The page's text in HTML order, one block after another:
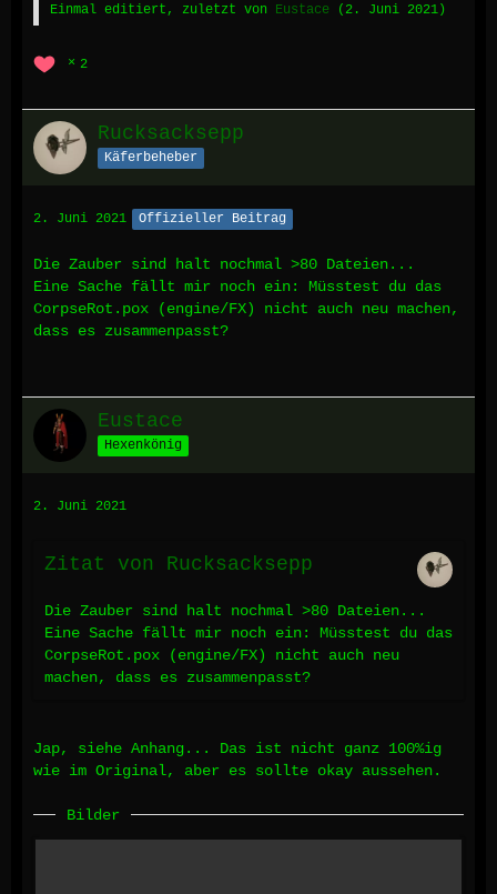
Einmal editiert, zuletzt von Eustace (2. Juni 2021)
2
Rucksacksepp
Käferbeheber
2. Juni 2021 Offizieller Beitrag
Die Zauber sind halt nochmal >80 Dateien...
Eine Sache fällt mir noch ein: Müsstest du das
CorpseRot.pox (engine/FX) nicht auch neu machen,
dass es zusammenpasst?
Eustace
Hexenkönig
2. Juni 2021
Zitat von Rucksacksepp
Die Zauber sind halt nochmal >80 Dateien...
Eine Sache fällt mir noch ein: Müsstest du das
CorpseRot.pox (engine/FX) nicht auch neu
machen, dass es zusammenpasst?
Jap, siehe Anhang... Das ist nicht ganz 100%ig
wie im Original, aber es sollte okay aussehen.
Bilder